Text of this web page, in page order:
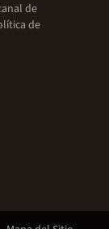
de
de